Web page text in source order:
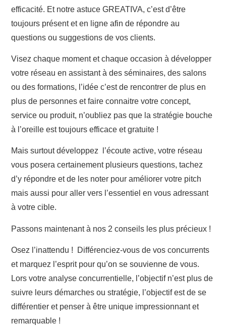
efficacité. Et notre astuce GREATIVA, c’est d’être
toujours présent et en ligne afin de répondre au
questions ou suggestions de vos clients.
Visez chaque moment et chaque occasion à développer
votre réseau en assistant à des séminaires, des salons
ou des formations, l’idée c’est de rencontrer de plus en
plus de personnes et faire connaitre votre concept,
service ou produit, n’oubliez pas que la stratégie bouche
à l’oreille est toujours efficace et gratuite !
Mais surtout développez l’écoute active, votre réseau
vous posera certainement plusieurs questions, tachez
d’y répondre et de les noter pour améliorer votre pitch
mais aussi pour aller vers l’essentiel en vous adressant
à votre cible.
Passons maintenant à nos 2 conseils les plus précieux !
Osez l’inattendu ! Différenciez-vous de vos concurrents
et marquez l’esprit pour qu’on se souvienne de vous.
Lors votre analyse concurrentielle, l’objectif n’est plus de
suivre leurs démarches ou stratégie, l’objectif est de se
différentier et penser à être unique impressionnant et
remarquable !